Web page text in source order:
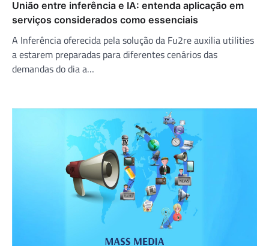
União entre inferência e IA: entenda aplicação em
serviços considerados como essenciais
A Inferência oferecida pela solução da Fu2re auxilia utilities
a estarem preparadas para diferentes cenários das
demandas do dia a…